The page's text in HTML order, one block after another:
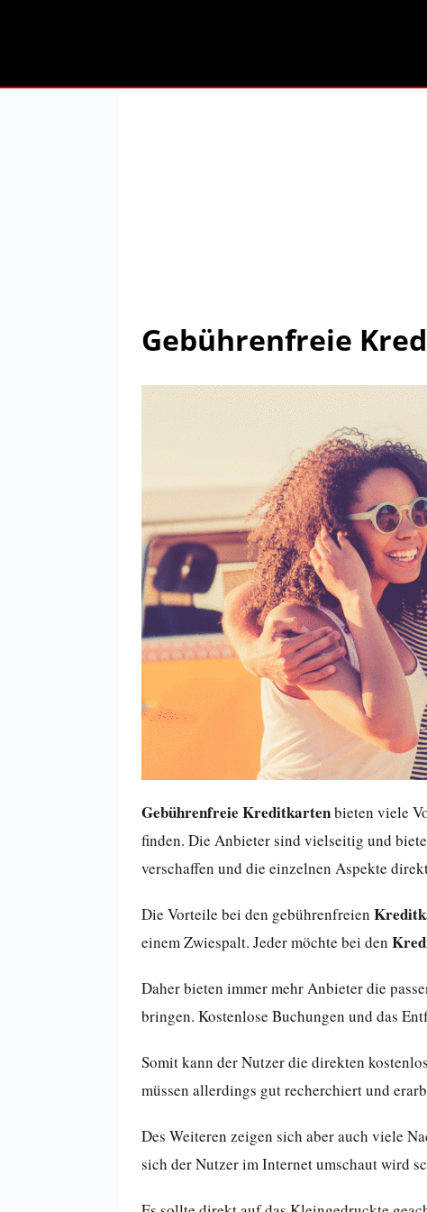
Gebührenfreie
Gebührenfreie Kreditkartenbieten viele
finden. Die Anbieter sind vielseitig und
verschaffen und die einzelnen Aspekte
Die Vorteile bei den gebührenfreien
einem Zwiespalt. Jeder möchte bei den
Daher bieten immer mehr Anbieter die
bringen. Kostenlose Buchungen und das
Somit kann der Nutzer die direkten
müssen allerdings gut recherchiert und
Des Weiteren zeigen sich aber auch viele
sich der Nutzer im Internet umschaut wird